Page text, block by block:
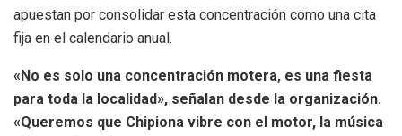
apuestan por consolidar esta concentración como una cita
fija en el calendario anual.
«No es solo una concentración motera, es una fiesta
para toda la localidad», señalan desde la organización.
«Queremos que Chipiona vibre con el motor, la música